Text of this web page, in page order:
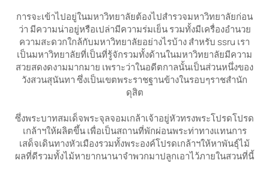
การจะเข้าไปอยู่ในมหาวิทยาลัยต้องไปสำรวจมหาวิทยาลัยก่อน
ว่า มีความน่าอยู่หรือเปล่ามีความร่มเย็น รวมทั้งมีเครื่องอำนวย
ความสะดวกใกล้กับมหาวิทยาลัยอย่างไรบ้าง สำหรับ ssru เรา
เป็นมหาวิทยาลัยที่เป็นที่รู้จักรวมทั้งด้านในมหาวิทยาลัยมีความ
สวยสดงดงามมากมาย เพราะว่าในอดีตกาลนั้นเป็นส่วนหนึ่งของ
วังสวนสุนันทา ซึ่งเป็นเขตพระราชฐานข้างในรอบๆราชสำนัก
ดุสิต
ซึ่งพระบาทสมเด็จพระจุลจอมเกล้าเจ้าอยู่หัวทรงพระโปรดโปรด
เกล้าฯให้ผลิตขึ้น เพื่อเป็นสถานที่พักผ่อนพระท่าทางแทนการ
เสด็จเดินทางหัวเมืองรวมทั้งพระองค์โปรดเกล้าฯให้หาพันธุ์ไม้
ผลที่ดีรวมทั้งไม้หายากนานาจำพวกมาปลูกเอาไว้ภายในสวนที่นี้